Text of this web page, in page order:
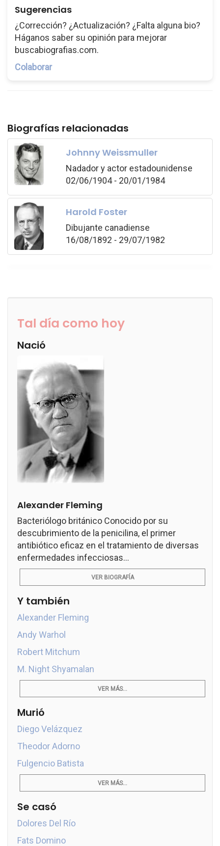
Sugerencias
¿Corrección? ¿Actualización? ¿Falta alguna bio?
Háganos saber su opinión para mejorar
buscabiografias.com.
Colaborar
Biografías relacionadas
Johnny Weissmuller
Nadador y actor estadounidense
02/06/1904 - 20/01/1984
Harold Foster
Dibujante canadiense
16/08/1892 - 29/07/1982
Tal día como hoy
Nació
Alexander Fleming
Bacteriólogo británico Conocido por su
descubrimiento de la penicilina, el primer
antibiótico eficaz en el tratamiento de diversas
enfermedades infecciosas...
VER BIOGRAFÍA
Y también
Alexander Fleming
Andy Warhol
Robert Mitchum
M. Night Shyamalan
VER MÁS...
Murió
Diego Velázquez
Theodor Adorno
Fulgencio Batista
VER MÁS...
Se casó
Dolores Del Río
Fats Domino